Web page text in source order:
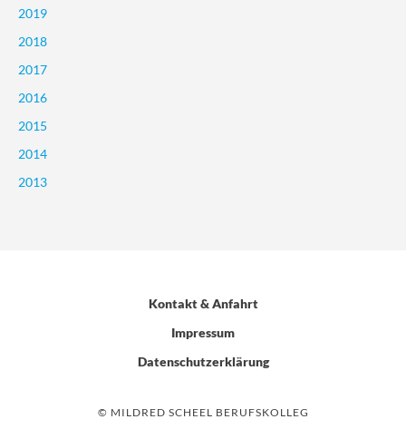
2019
2018
2017
2016
2015
2014
2013
Kontakt & Anfahrt
Impressum
Datenschutzerklärung
© MILDRED SCHEEL BERUFSKOLLEG